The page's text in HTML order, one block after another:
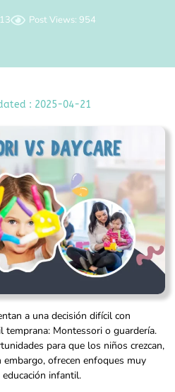
Post Views: 954
: 2025-04-21
a una decisión difícil con
temprana: Montessori o guardería.
para que los niños crezcan,
ofrecen enfoques muy
infantil.